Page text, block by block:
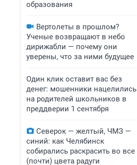
образования
Вертолеты в прошлом?
Ученые возвращают в небо
дирижабли — почему они
уверены, что за ними будущее
Один клик оставит вас без
денег: мошенники нацелились
на родителей школьников в
преддверии 1 сентября
Северок — желтый, ЧМЗ —
синий: как Челябинск
собирались раскрасить во все
(почти) цвета радуги